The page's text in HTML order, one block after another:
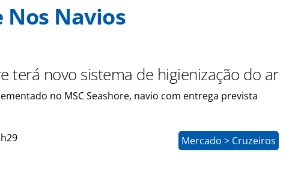
Nos Navios
terá novo sistema de higienização do ar
no MSC Seashore, navio com entrega prevista
Mercado > Cruzeiros